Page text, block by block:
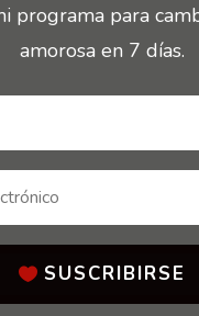
programa para
amorosa en 7 días.
SUSCRIBIRSE